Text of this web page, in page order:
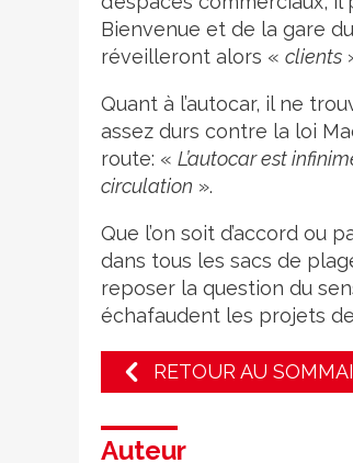
Bienvenue et de la gare
réveilleront alors « clients
Quant à l’autocar, il ne
assez durs contre la loi
route: « L’autocar est
circulation ».
Que l’on soit d’accord ou
dans tous les sacs de
reposer la question du
échafaudent les projets
RETOUR AU
Auteur